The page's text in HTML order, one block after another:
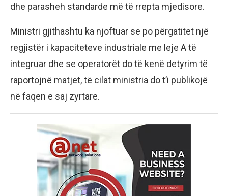
dhe parasheh standarde më të rrepta mjedisore.
Ministri gjithashtu ka njoftuar se po përgatitet një
regjistër i kapaciteteve industriale me leje A të
integruar dhe se operatorët do të kenë detyrim të
raportojnë matjet, të cilat ministria do t’i publikojë
në faqen e saj zyrtare.